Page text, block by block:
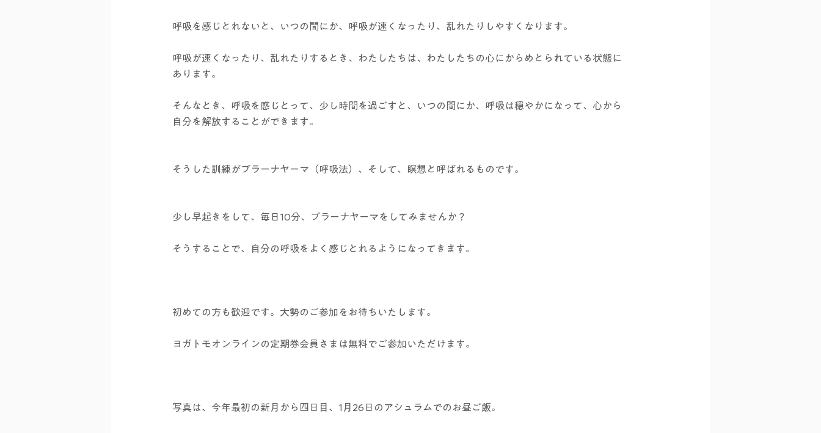
呼吸を感じとれないと、いつの間にか、呼吸が速くなったり、乱れたりしやすくなります。
呼吸が速くなったり、乱れたりするとき、わたしたちは、わたしたちの心にからめとられている状態に
あります。
そんなとき、呼吸を感じとって、少し時間を過ごすと、いつの間にか、呼吸は穏やかになって、心から
自分を解放することができます。
そうした訓練がプラーナヤーマ（呼吸法）、そして、瞑想と呼ばれるものです。
少し早起きをして、毎日10分、プラーナヤーマをしてみませんか？
そうすることで、自分の呼吸をよく感じとれるようになってきます。
初めての方も歓迎です。大勢のご参加をお待ちいたします。
ヨガトモオンラインの定期券会員さまは無料でご参加いただけます。
写真は、今年最初の新月から四日目、1月26日のアシュラムでのお昼ご飯。